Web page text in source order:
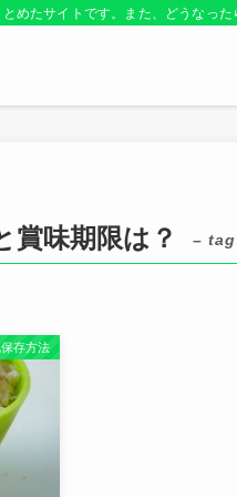
めたサイトです。また、どうなっ
賞味期限は？ –
存方法